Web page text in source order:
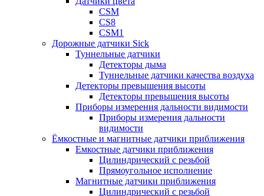
CSM
CS8
CSM1
Дорожные датчики Sick
Туннельные датчики
Детекторы дыма
Туннельные датчики качества воздуха
Детекторы превышения высоты
Детекторы превышения высоты
Приборы измерения дальности видимости
Приборы измерения дальности
видимости
Ёмкостные и магнитные датчики приближения
Емкостные датчики приближения
Цилиндрический с резьбой
Прямоугольное исполнение
Магнитные датчики приближения
Цилиндрический с резьбой